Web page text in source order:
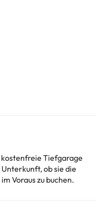
Tiefgarage
ob sie die
Voraus zu buchen.